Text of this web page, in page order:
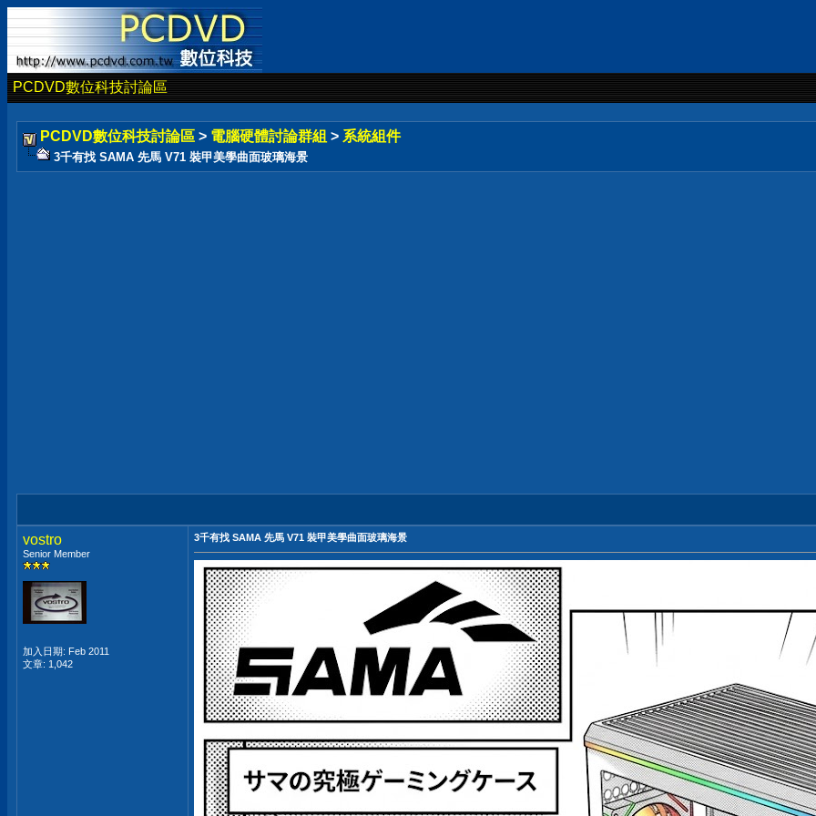
PCDVD數位科技討論區
PCDVD數位科技討論區 > 電腦硬體討論群組 > 系統組件
3千有找 SAMA 先馬 V71 裝甲美學曲面玻璃海景
vostro
Senior Member
加入日期: Feb 2011
文章: 1,042
3千有找 SAMA 先馬 V71 裝甲美學曲面玻璃海景